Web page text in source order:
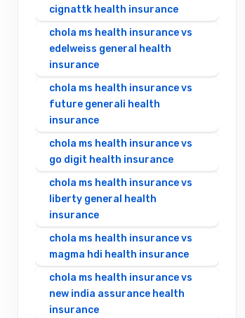
cignattk health insurance
chola ms health insurance vs
edelweiss general health
insurance
chola ms health insurance vs
future generali health
insurance
chola ms health insurance vs
go digit health insurance
chola ms health insurance vs
liberty general health
insurance
chola ms health insurance vs
magma hdi health insurance
chola ms health insurance vs
new india assurance health
insurance